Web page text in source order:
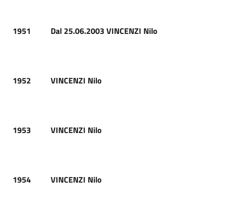
1951 Dal 25.06.2003 VINCENZI Nilo
1952 VINCENZI Nilo
1953 VINCENZI Nilo
1954 VINCENZI Nilo